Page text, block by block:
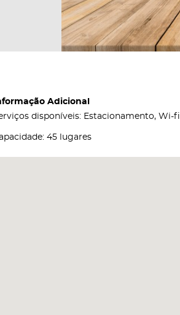
Adicional
disponíveis: Estacionamento, Wi-fi
45 lugares